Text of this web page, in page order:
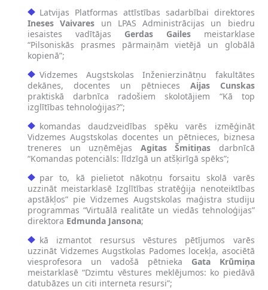
Latvijas Platformas attīstības sadarbībai direktores
Ineses Vaivares un LPAS Administrācijas un biedru
iesaistes vadītājas Gerdas Gailes meistarklase
“Pilsoniskās prasmes pārmaiņām vietējā un globālā
kopienā”;
Vidzemes Augstskolas Inženierzinātņu fakultātes
dekānes, docentes un pētnieces Aijas Cunskas
praktiskā darbnīca radošiem skolotājiem “Kā top
izglītības tehnoloģijas?”;
komandas daudzveidības spēku varēs izmēģināt
Vidzemes Augstskolas docentes un pētnieces, biznesa
treneres un uzņēmējas Agitas Šmitiņas darbnīcā
“Komandas potenciāls: līdzīgā un atšķirīgā spēks”;
par to, kā pielietot nākotņu forsaitu skolā varēs
uzzināt meistarklasē Izglītības stratēģija nenoteiktības
apstākļos” pie Vidzemes Augstskolas maģistra studiju
programmas “Virtuālā realitāte un viedās tehnoloģijas”
direktora Edmunda Jansona;
kā izmantot resursus vēstures pētījumos varēs
uzzināt Vidzemes Augstkolas Padomes locekļa, asociētā
viesprofesora un vadošā pētnieka Gata Krūmiņa
meistarklasē “Dzimtu vēstures meklējumos: ko piedāvā
datubāzes un citi interneta resursi”;